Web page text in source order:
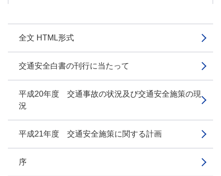
全文 HTML形式
交通安全白書の刊行に当たって
平成20年度 交通事故の状況及び交通安全施策の現
況
平成21年度 交通安全施策に関する計画
序